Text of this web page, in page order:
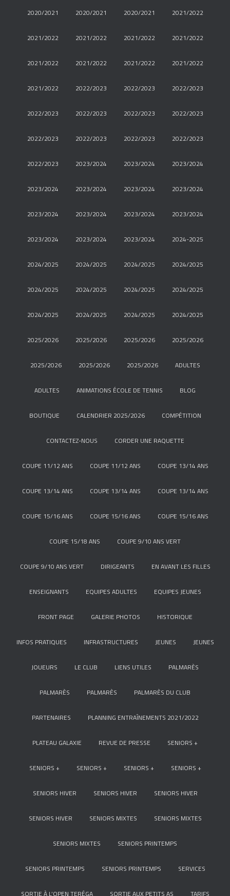
2020/2021 2020/2021 2020/2021 2021/2022
2021/2022 2021/2022 2021/2022 2021/2022
2021/2022 2021/2022 2021/2022 2021/2022
2021/2022 2022/2023 2022/2023 2022/2023
2022/2023 2022/2023 2022/2023 2022/2023
2022/2023 2022/2023 2022/2023 2022/2023
2022/2023 2023/2024 2023/2024 2023/2024
2023/2024 2023/2024 2023/2024 2023/2024
2023/2024 2023/2024 2023/2024 2023/2024
2023/2024 2023/2024 2023/2024 2024-2025
2024/2025 2024/2025 2024/2025 2024/2025
2024/2025 2024/2025 2024/2025 2024/2025
2024/2025 2024/2025 2024/2025 2024/2025
2025/2026 2025/2026 2025/2026 2025/2026
2025/2026 2025/2026 2025/2026 ADULTES
ADULTES ANIMATIONS ÉCOLE DE TENNIS BLOG
BOUTIQUE CALENDRIER 2025/2026 COMPÉTITION
CONTACTEZ-NOUS CORDER UNE RAQUETTE
COUPE 11/12 ANS COUPE 11/12 ANS COUPE 13/14 ANS
COUPE 13/14 ANS COUPE 13/14 ANS COUPE 13/14 ANS
COUPE 15/16 ANS COUPE 15/16 ANS COUPE 15/16 ANS
COUPE 15/18 ANS COUPE 9/10 ANS VERT
COUPE 9/10 ANS VERT DIRIGEANTS EN AVANT LES FILLES
ENSEIGNANTS EQUIPES ADULTES EQUIPES JEUNES
FRONT PAGE GALERIE PHOTOS HISTORIQUE
INFOS PRATIQUES INFRASTRUCTURES JEUNES JEUNES
JOUEURS LE CLUB LIENS UTILES PALMARÈS
PALMARÈS PALMARÈS PALMARÈS DU CLUB
PARTENAIRES PLANNING ENTRAÎNEMENTS 2021/2022
PLATEAU GALAXIE REVUE DE PRESSE SENIORS +
SENIORS + SENIORS + SENIORS + SENIORS +
SENIORS HIVER SENIORS HIVER SENIORS HIVER
SENIORS HIVER SENIORS MIXTES SENIORS MIXTES
SENIORS MIXTES SENIORS PRINTEMPS
SENIORS PRINTEMPS SENIORS PRINTEMPS SERVICES
SORTIE À L’OPEN TERÉGA SORTIE AUX PETITS AS TARIFS